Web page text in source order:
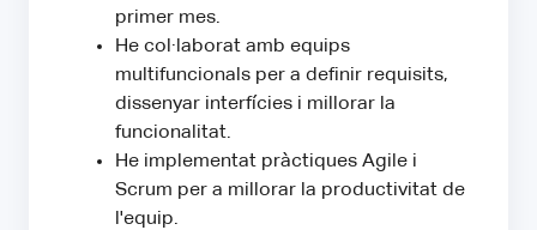
primer mes.
He col·laborat amb equips
multifuncionals per a definir requisits,
dissenyar interfícies i millorar la
funcionalitat.
He implementat pràctiques Agile i
Scrum per a millorar la productivitat de
l'equip.